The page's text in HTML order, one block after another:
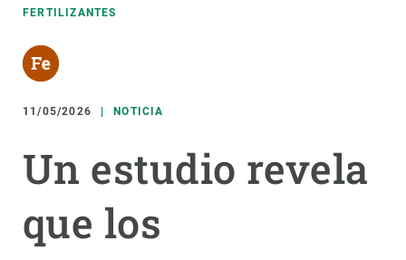
de
navegación
FERTILIZANTES
11/05/2026 NOTICIA
Un estudio revela
que los
Featured
responsive
INTRANET
Responsive
menu
SOBRE NOSOTROS
INVESTIGACIÓN
ÚNETE A NOSOTROS